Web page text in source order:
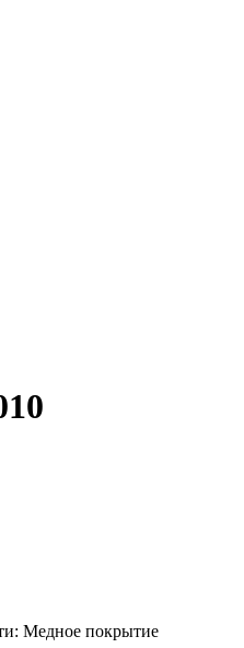
Медное покрытие